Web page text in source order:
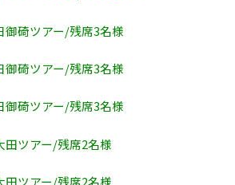
碕ツアー/残席3名様
碕ツアー/残席3名様
碕ツアー/残席3名様
ツアー/残席2名様
ツアー/残席2名様